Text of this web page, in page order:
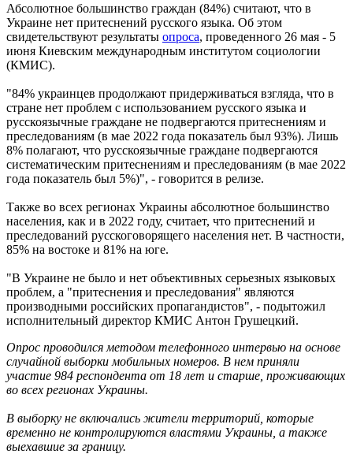
Абсолютное большинство граждан (84%) считают, что в
Украине нет притеснений русского языка. Об этом
свидетельствуют результаты опроса, проведенного 26 мая - 5
июня Киевским международным институтом социологии
(КМИС).
"84% украинцев продолжают придерживаться взгляда, что в
стране нет проблем с использованием русского языка и
русскоязычные граждане не подвергаются притеснениям и
преследованиям (в мае 2022 года показатель был 93%). Лишь
8% полагают, что русскоязычные граждане подвергаются
систематическим притеснениям и преследованиям (в мае 2022
года показатель был 5%)", - говорится в релизе.
Также во всех регионах Украины абсолютное большинство
населения, как и в 2022 году, считает, что притеснений и
преследований русскоговорящего населения нет. В частности,
85% на востоке и 81% на юге.
"В Украине не было и нет объективных серьезных языковых
проблем, а "притеснения и преследования" являются
производными российских пропагандистов", - подытожил
исполнительный директор КМИС Антон Грушецкий.
Опрос проводился методом телефонного интервью на основе
случайной выборки мобильных номеров. В нем приняли
участие 984 респондента от 18 лет и старше, проживающих
во всех регионах Украины.
В выборку не включались жители территорий, которые
временно не контролируются властями Украины, а также
выехавшие за границу.